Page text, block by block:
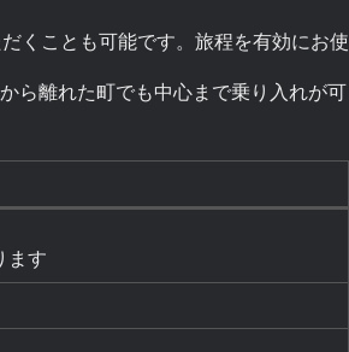
くことも可能です。旅程を有効にお使
ら離れた町でも中心まで乗り入れが可
ます